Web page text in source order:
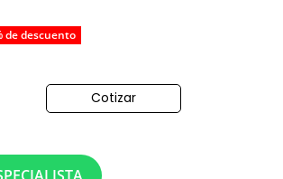
de descuento
Cotizar